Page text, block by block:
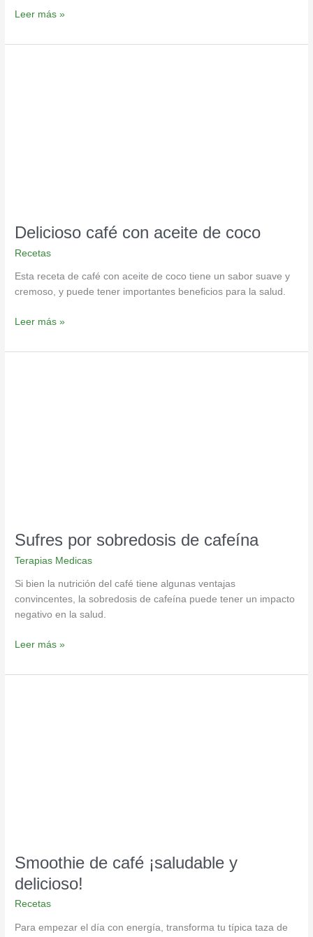
Leer más »
Delicioso café con aceite de coco
Recetas
Esta receta de café con aceite de coco tiene un sabor suave y
cremoso, y puede tener importantes beneficios para la salud.
Leer más »
Sufres por sobredosis de cafeína
Terapias Medicas
Si bien la nutrición del café tiene algunas ventajas
convincentes, la sobredosis de cafeína puede tener un impacto
negativo en la salud.
Leer más »
Smoothie de café ¡saludable y
delicioso!
Recetas
Para empezar el día con energía, transforma tu típica taza de